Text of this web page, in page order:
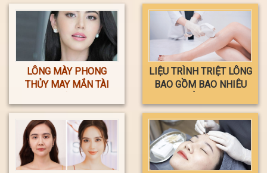
LÔNG MÀY PHONG
THỦY MAY MẮN TÀI
LIỆU TRÌNH TRIỆT LÔNG
BAO GỒM BAO NHIÊU